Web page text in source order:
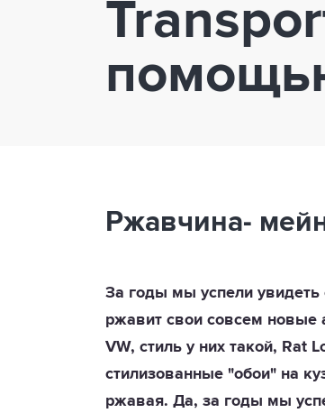
Ржавчина-
За годы мы успели увидеть
ржавит свои совсем новые
VW, стиль у них такой, Rat
стилизованные "обои" на
ржавая. Да, за годы мы